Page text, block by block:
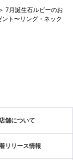
7月誕生石ルビーのお
ト〜リング・ネック
店舗について
リリース情報